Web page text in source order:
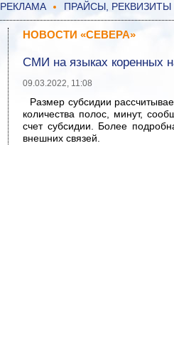
РЕКЛАМА ПРАЙСЫ, РЕКВИЗИТЫ
НОВОСТИ «СЕВЕРА»
СМИ на языках коренных
09.03.2022, 11:08
Размер субсидии
количества полос, минут,
счет субсидии. Более
внешних связей.